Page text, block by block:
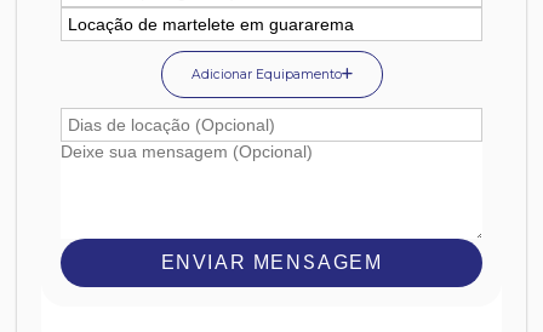
Adicionar Equipamento
ENVIAR MENSAGEM